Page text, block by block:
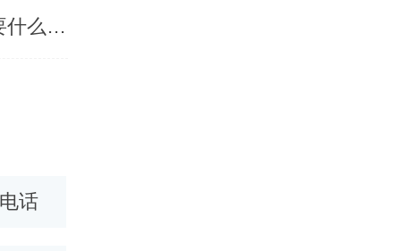
400打头的电话怎么申请，想要办理一个400电话需要什么手续和条件
话